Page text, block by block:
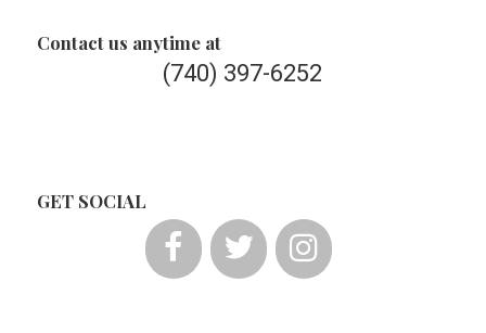
Contact us anytime at
(740) 397-6252
GET SOCIAL